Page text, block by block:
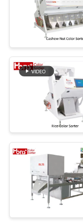
SUJET
NOUS
D'USINE
CONTRÔLE
DE
QUALITÉ
NOUS
trieur